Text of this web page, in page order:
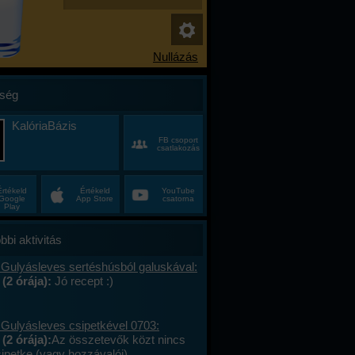
KalóriaBázis
FB csoport
csatlakozás
Play
Értékeld
App Store
YouTube
csatorna
aktivitás
sertéshúsból galuskával:
órája): Jó recept :)
csipetkével 0703:
órája):Az összetevők közt nincs